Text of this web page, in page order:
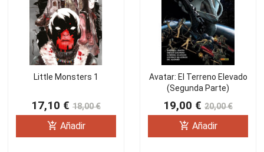
Little Monsters 1
17,10 € 18,00 €
add_shopping_cart Añadir
Avatar: El Terreno Elevado
(Segunda Parte)
19,00 € 20,00 €
add_shopping_cart Añadir